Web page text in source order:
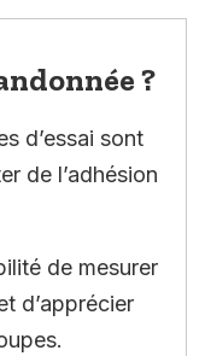
?
d’essai sont
de l’adhésion
de mesurer
d’apprécier